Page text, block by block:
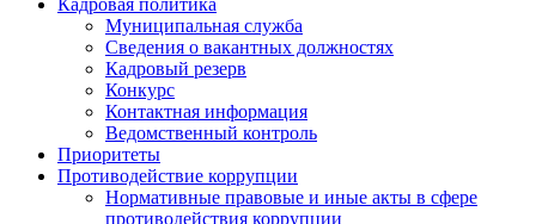
Кадровая политика
Муниципальная служба
Сведения о вакантных должностях
Кадровый резерв
Конкурс
Контактная информация
Ведомственный контроль
Приоритеты
Противодействие коррупции
Нормативные правовые и иные акты в сфере
противодействия коррупции